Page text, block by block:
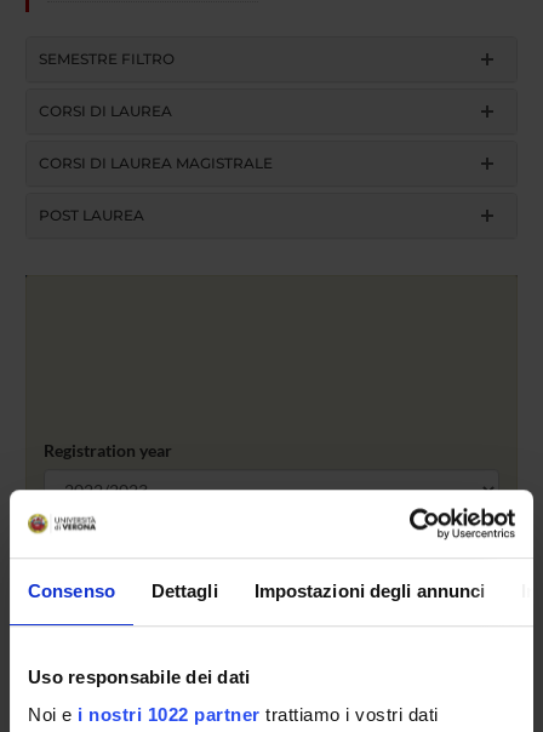
Consenso Dettagli Impostazioni degli annunci
Uso responsabile dei dati
Noi e i nostri 1022 partner trattiamo i vostri dati
SEMESTRE FILTRO
CORSI DI LAUREA
CORSI DI LAUREA MAGISTRALE
POST LAUREA
Registration year
search
admission test, limited-entry degree
Statute seating places